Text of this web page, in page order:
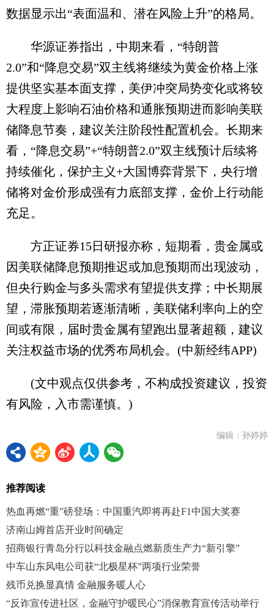
数据显示出“表面温和、潜在风险上升”的格局。
华源证券指出，中期来看，“特朗普
2.0”和“降息交易”双主线将继续为黄金价格上涨
提供坚实基本面支撑，美伊冲突局势变化或将较
大程度上影响石油价格和通胀预期进而影响美联
储降息节奏，建议关注阶段性配置机会。长期来
看，“降息交易”+“特朗普2.0”双主线预计后续将
持续催化，保护主义+大国博弈背景下，央行增
储将对金价形成强有力底部支撑，金价上行动能
充足。
方正证券15日研报亦称，短期看，贵金属或
因美联储降息预期推迟或加息预期而出现波动，
但央行购金与多头需求有望提供支撑；中长期展
望，滞胀预期若逐渐清晰，美联储利率向上的空
间或有限，届时贵金属有望跑出显著超额，建议
关注权益市场的优秀布局机会。(中新经纬APP)
(文中观点仅供参考，不构成投资建议，投资
有风险，入市需谨慎。)
编辑：孙婷婷
推荐阅读
热血再燃“重”磅登场：中国重汽即将再赴F1中国大奖赛
济南山姆首店开业时间确定
招商银行青岛分行以科技金融点燃新质生产力“新引擎”
中车山东风电公司获“北极星杯”两项行业荣誉
残币兑换显真情 金融服务暖人心
“反诈宣传进社区，金融守护暖民心”消保教育宣传活动举行